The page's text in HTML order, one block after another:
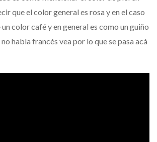
que el color general es rosa y en el caso
color café y en general es como un guiño
habla francés vea por lo que se pasa acá